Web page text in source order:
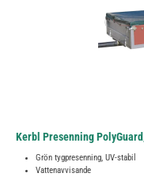
Kerbl Presenning
Grön tygpresenning, UV-stabil
Vattenavvisande